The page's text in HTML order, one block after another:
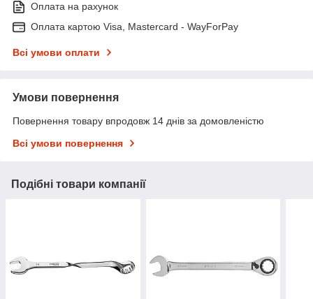
Оплата на рахунок
Оплата картою Visa, Mastercard - WayForPay
Всі умови оплати
Умови повернення
Повернення товару впродовж 14 днів за домовленістю
Всі умови повернення
Подібні товари компанії